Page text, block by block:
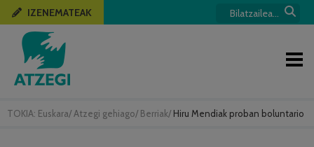
TOKIA: Euskara/ Atzegi gehiago/ Berriak/ Hiru Mendiak proban boluntario
IZENEMATEAK